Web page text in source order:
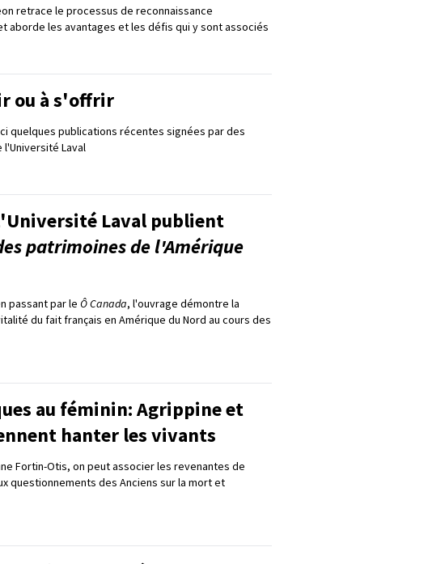
retrace le processus de reconnaissance
aborde les avantages et les défis qui y sont associés
ou à s'offrir
quelques publications récentes signées par des
Laval
Laval publient
patrimoines de l'Amérique
passant par le Ô Canada, l'ouvrage démontre la
du fait français en Amérique du Nord au cours des
au féminin: Agrippine et
hanter les vivants
Fortin-Otis, on peut associer les revenantes de
questionnements des Anciens sur la mort et